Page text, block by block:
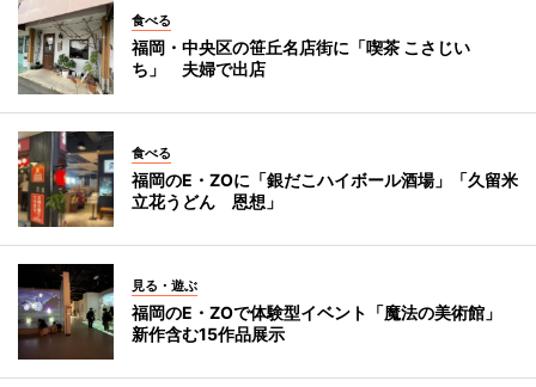
食べる
福岡・中央区の笹丘名店街に「喫茶 こさじい
ち」 夫婦で出店
食べる
福岡のE・ZOに「銀だこハイボール酒場」「久留米
立花うどん 恩想」
見る・遊ぶ
福岡のE・ZOで体験型イベント「魔法の美術館」
新作含む15作品展示